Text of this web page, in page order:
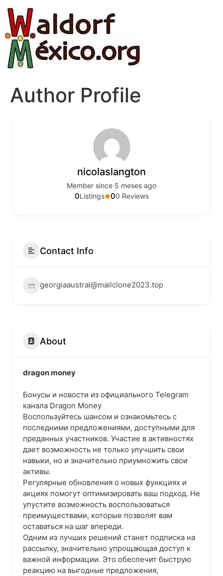
Author Profile
nicolaslangton
Member since 5 meses ago
00 Reviews
0Listings
Contact Info
georgiaaustral@mailclone2023.top
About
dragon money
Бонусы и новости из официального Telegram
канала Dragon Money
Воспользуйтесь шансом и ознакомьтесь с
последними предложениями, доступными для
преданных участников. Участие в активностях
дает возможность не только улучшить свои
навыки, но и значительно приумножить свои
активы.
Регулярные обновления о новых функциях и
акциях помогут оптимизировать ваш подход. Не
упустите возможность воспользоваться
преимуществами, которые позволят вам
оставаться на шаг впереди.
Одним из лучших решений станет подписка на
рассылку, значительно упрощающая доступ к
важной информации. Это обеспечит быструю
реакцию на выгодные предложения,